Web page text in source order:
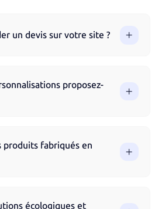
un devis sur votre site ?
à chaque étape pour
proposez-
UV et tampographie.
au support choisi pour un
produits fabriqués en
écologiques et